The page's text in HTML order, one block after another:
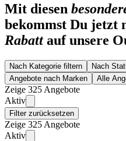
Mit diesen
bekommst Du jetzt
Rabattauf unsere
Nach Kategorie filtern Nach
Angebote nach Marken
Alle
Zeige 325 Angebote
Aktiv
Filter zurücksetzen
Zeige 325 Angebote
Aktiv